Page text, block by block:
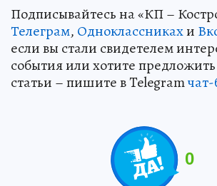
Подписывайтесь на «КП –
Телеграм, Одноклассникахи
если вы стали свидетелем
события или хотите
статьи – пишите в Telegram
0